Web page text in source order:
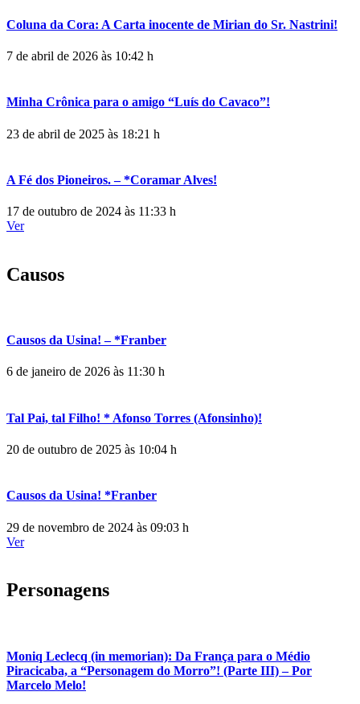
Coluna da Cora: A Carta inocente de Mirian do Sr. Nastrini!
7 de abril de 2026 às 10:42 h
Minha Crônica para o amigo “Luís do Cavaco”!
23 de abril de 2025 às 18:21 h
A Fé dos Pioneiros. – *Coramar Alves!
17 de outubro de 2024 às 11:33 h
Ver
Causos
Causos da Usina! – *Franber
6 de janeiro de 2026 às 11:30 h
Tal Pai, tal Filho! * Afonso Torres (Afonsinho)!
20 de outubro de 2025 às 10:04 h
Causos da Usina! *Franber
29 de novembro de 2024 às 09:03 h
Ver
Personagens
Moniq Leclecq (in memorian): Da França para o Médio
Piracicaba, a “Personagem do Morro”! (Parte III) – Por
Marcelo Melo!